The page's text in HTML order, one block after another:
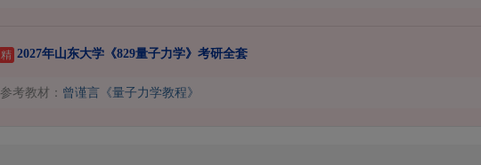
精 2027年山东大学《829量子力学》考研全套
参考教材： 曾谨言《量子力学教程》